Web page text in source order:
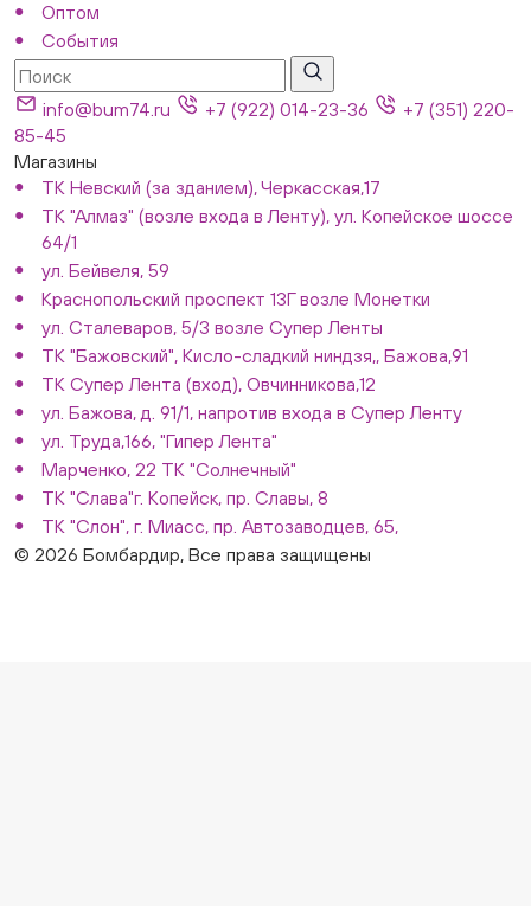
Оптом
События
info@bum74.ru +7 (922) 014-23-36
+7 (351) 220-
85-45
Магазины
ТК Невский (за зданием), Черкасская,17
ТК "Алмаз" (возле входа в Ленту), ул. Копейское шоссе
64/1
ул. Бейвеля, 59
Краснопольский проспект 13Г возле Монетки
ул. Сталеваров, 5/3 возле Супер Ленты
ТК "Бажовский", Кисло-сладкий ниндзя,, Бажова,91
ТК Супер Лента (вход), Овчинникова,12
ул. Бажова, д. 91/1, напротив входа в Супер Ленту
ул. Труда,166, "Гипер Лента"
Марченко, 22 ТК "Солнечный"
ТК "Слава"г. Копейск, пр. Славы, 8
ТК "Слон", г. Миасс, пр. Автозаводцев, 65,
© 2026 Бомбардир, Все права защищены